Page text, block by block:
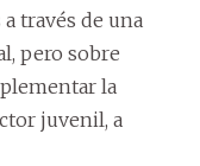
través de una
pero sobre
la
juvenil, a